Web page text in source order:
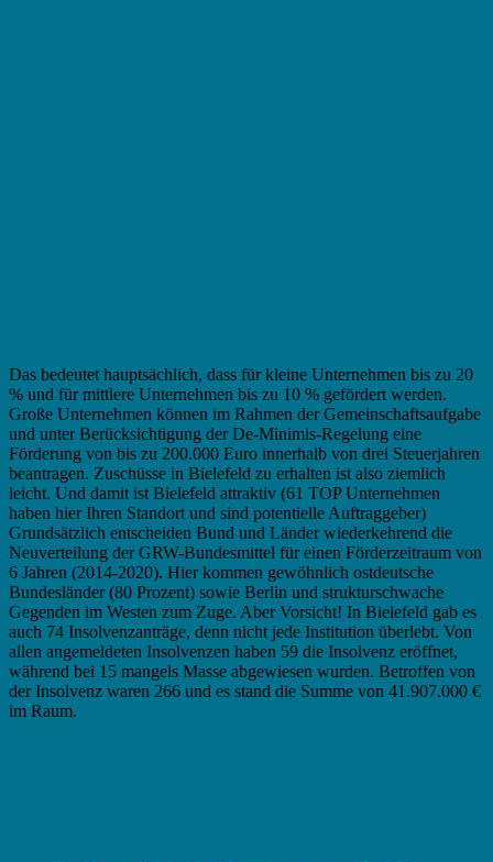
Das bedeutet hauptsächlich, dass für kleine Unternehmen bis zu 20
% und für mittlere Unternehmen bis zu 10 % gefördert werden.
Große Unternehmen können im Rahmen der Gemeinschaftsaufgabe
und unter Berücksichtigung der De-Minimis-Regelung eine
Förderung von bis zu 200.000 Euro innerhalb von drei Steuerjahren
beantragen. Zuschüsse in Bielefeld zu erhalten ist also ziemlich
leicht. Und damit ist Bielefeld attraktiv (61 TOP Unternehmen
haben hier Ihren Standort und sind potentielle Auftraggeber)
Grundsätzlich entscheiden Bund und Länder wiederkehrend die
Neuverteilung der GRW-Bundesmittel für einen Förderzeitraum von
6 Jahren (2014-2020). Hier kommen gewöhnlich ostdeutsche
Bundesländer (80 Prozent) sowie Berlin und strukturschwache
Gegenden im Westen zum Zuge. Aber Vorsicht! In Bielefeld gab es
auch 74 Insolvenzanträge, denn nicht jede Institution überlebt. Von
allen angemeldeten Insolvenzen haben 59 die Insolvenz eröffnet,
während bei 15 mangels Masse abgewiesen wurden. Betroffen von
der Insolvenz waren 266 und es stand die Summe von 41.907.000 €
im Raum.